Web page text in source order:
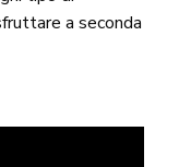
a seconda